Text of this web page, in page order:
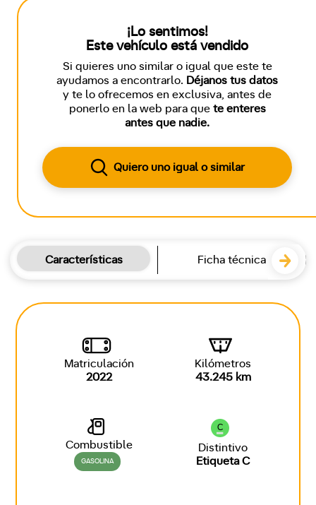
¡Lo sentimos!
Este vehículo está vendido
Si quieres uno similar o igual que este te
ayudamos a encontrarlo. Déjanos tus datos
y te lo ofrecemos en exclusiva, antes de
ponerlo en la web para que te enteres
antes que nadie.
Quiero uno igual o similar
Características Ficha técnica
Matriculación
2022
Kilómetros
43.245 km
Combustible
GASOLINA
C
Distintivo
Etiqueta C